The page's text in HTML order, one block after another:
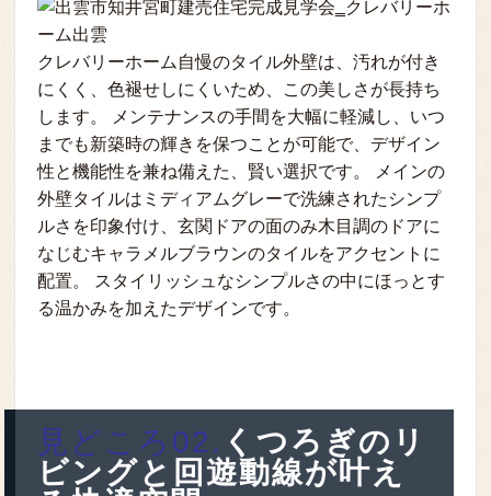
クレバリーホーム自慢のタイル外壁は、汚れが付き
にくく、色褪せしにくいため、この美しさが長持ち
します。 メンテナンスの手間を大幅に軽減し、いつ
までも新築時の輝きを保つことが可能で、デザイン
性と機能性を兼ね備えた、賢い選択です。 メインの
外壁タイルはミディアムグレーで洗練されたシンプ
ルさを印象付け、玄関ドアの面のみ木目調のドアに
なじむキャラメルブラウンのタイルをアクセントに
配置。 スタイリッシュなシンプルさの中にほっとす
る温かみを加えたデザインです。
見どころ02. くつろぎのリ
ビングと回遊動線が叶え